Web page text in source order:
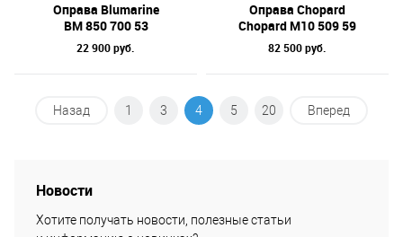
Оправа Blumarine
BM 850 700 53
22 900 руб.
Оправа Chopard
Chopard M10 509 59
82 500 руб.
Назад 1 3 4 5 20 Вперед
Новости
Хотите получать новости, полезные статьи